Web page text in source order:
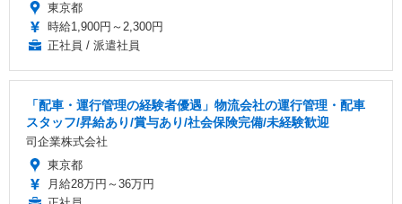
東京都
時給1,900円～2,300円
正社員 / 派遣社員
「配車・運行管理の経験者優遇」物流会社の運行管理・配車
スタッフ/昇給あり/賞与あり/社会保険完備/未経験歓迎
司企業株式会社
東京都
月給28万円～36万円